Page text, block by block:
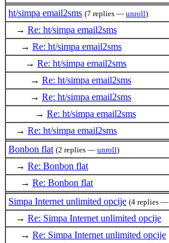
ht/simpa email2sms (7 replies — unroll)
→ Re: ht/simpa email2sms
→ Re: ht/simpa email2sms
→ Re: ht/simpa email2sms
→ Re: ht/simpa email2sms
→ Re: ht/simpa email2sms
→ Re: ht/simpa email2sms
→ Re: ht/simpa email2sms
Bonbon flat (2 replies — unroll)
→ Re: Bonbon flat
→ Re: Bonbon flat
Simpa Internet unlimited opcije (4 replies —
→ Re: Simpa Internet unlimited opcije
→ Re: Simpa Internet unlimited opcije